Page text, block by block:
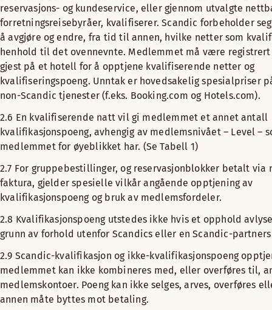
reservasjons- og kundeservice, eller gjennom utvalgte
forretningsreisebyråer, kvalifiserer. Scandic forbeholder
å avgjøre og endre, fra tid til annen, hvilke netter som
henhold til det ovennevnte. Medlemmet må være registrert
gjest på et hotell for å opptjene kvalifiserende netter og
kvalifiseringspoeng. Unntak er hovedsakelig spesialpriser
non-Scandic tjenester (f.eks. Booking.com og Hotels.com).
2.6 En kvalifiserende natt vil gi medlemmet et annet antall
kvalifikasjonspoeng, avhengig av medlemsnivået – Level –
medlemmet for øyeblikket har. (Se Tabell 1)
2.7 For gruppebestillinger, og reservasjonblokker betalt via
faktura, gjelder spesielle vilkår angående opptjening av
kvalifikasjonspoeng og bruk av medlemsfordeler.
2.8 Kvalifikasjonspoeng utstedes ikke hvis et opphold
grunn av forhold utenfor Scandics eller en Scandic-
2.9 Scandic-kvalifikasjon og ikke-kvalifikasjonspoeng
medlemmet kan ikke kombineres med, eller overføres til,
medlemskontoer. Poeng kan ikke selges, arves, overføres
annen måte byttes mot betaling.